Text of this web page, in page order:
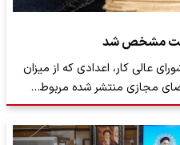
مشخص شد
عالی کار، اعدادی که از میزان
مجازی منتشر شده مربوط…